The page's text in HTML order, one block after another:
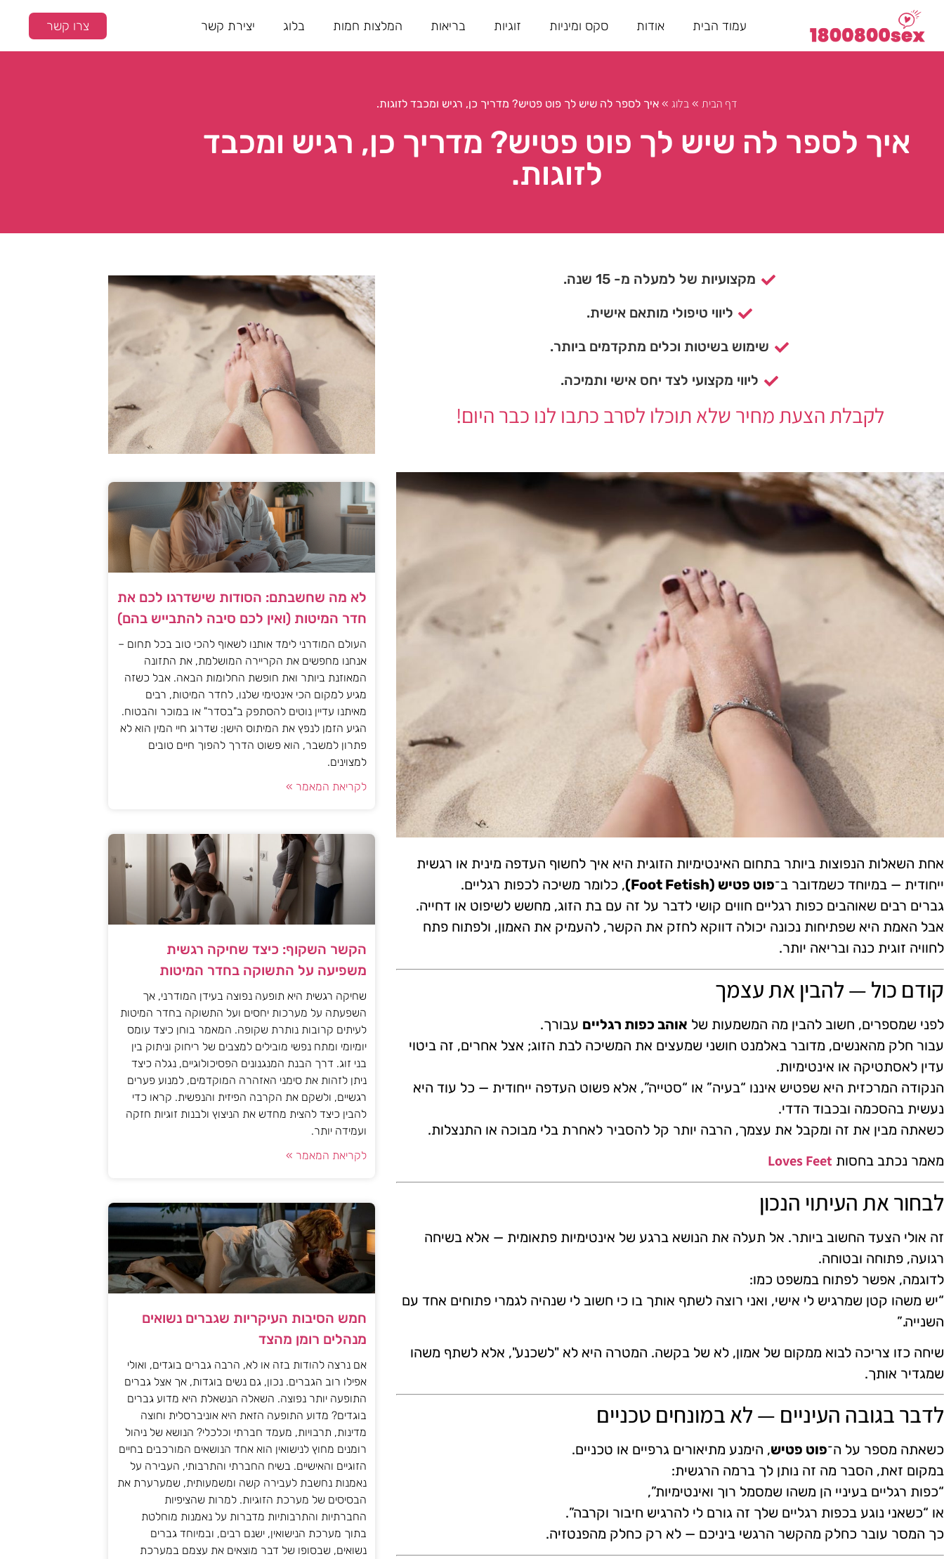
עמוד הבית אודות סקס ומיניות זוגיות בריאות המלצות חמות בלוג יצירת קשר צרו קשר
דף הבית » בלוג » איך לספר לה שיש לך פוט פטיש? מדריך כן, רגיש ומכבד לזוגות.
איך לספר לה שיש לך פוט פטיש? מדריך כן, רגיש ומכבד
לזוגות.
מקצועיות של למעלה מ- 15 שנה.
ליווי טיפולי מותאם אישית.
שימוש בשיטות וכלים מתקדמים ביותר.
ליווי מקצועי לצד יחס אישי ותמיכה.
לקבלת הצעת מחיר שלא תוכלו לסרב כתבו לנו כבר היום!
אחת השאלות הנפוצות ביותר בתחום האינטימיות הזוגית היא איך לחשוף העדפה מינית או רגשית
ייחודית — במיוחד כשמדובר ב־פוט פטיש (Foot Fetish)
, כלומר משיכה לכפות רגליים.
גברים רבים שאוהבים כפות רגליים חווים קושי לדבר על זה עם בת הזוג, מחשש לשיפוט או דחייה.
אבל האמת היא שפתיחות נכונה יכולה דווקא לחזק את הקשר, להעמיק את האמון, ולפתוח פתח
לחוויה זוגית כנה ובריאה יותר.
קודם כול — להבין את עצמך
לפני שמספרים, חשוב להבין מה המשמעות של אוהב כפות רגליים עבורך.
עבור חלק מהאנשים, מדובר באלמנט חושני שמעצים את המשיכה לבת הזוג; אצל אחרים, זה ביטוי
עדין לאסתטיקה או אינטימיות.
הנקודה המרכזית היא שפטיש איננו “בעיה” או “סטייה”, אלא פשוט העדפה ייחודית — כל עוד היא
נעשית בהסכמה ובכבוד הדדי.
כשאתה מבין את זה ומקבל את עצמך, הרבה יותר קל להסביר לאחרת בלי מבוכה או התנצלות.
מאמר נכתב בחסות Loves Feet
לבחור את העיתוי הנכון
זה אולי הצעד החשוב ביותר. אל תעלה את הנושא ברגע של אינטימיות פתאומית — אלא בשיחה
רגועה, פתוחה ובטוחה.
לדוגמה, אפשר לפתוח במשפט כמו:
“יש משהו קטן שמרגיש לי אישי, ואני רוצה לשתף אותך בו כי חשוב לי שנהיה לגמרי פתוחים אחד עם
השנייה.”
שיחה כזו צריכה לבוא ממקום של אמון, לא של בקשה. המטרה היא לא "לשכנע", אלא לשתף משהו
שמגדיר אותך.
לדבר בגובה העיניים — לא במונחים טכניים
כשאתה מספר על ה־פוט פטיש, הימנע מתיאורים גרפיים או טכניים.
במקום זאת, הסבר מה זה נותן לך ברמה הרגשית:
“כפות רגליים בעיניי הן משהו שמסמל רוך ואינטימיות”,
או “כשאני נוגע בכפות רגליים שלך זה גורם לי להרגיש חיבור וקרבה”.
כך המסר עובר כחלק מהקשר הרגשי ביניכם — לא רק כחלק מהפנטזיה.
לא מה שחשבתם: הסודות שישדרגו לכם את
חדר המיטות (ואין לכם סיבה להתבייש בהם)
העולם המודרני לימד אותנו לשאוף להכי טוב בכל תחום –
אנחנו מחפשים את הקריירה המושלמת, את התזונה
המאוזנת ביותר ואת חופשת החלומות הבאה. אבל כשזה
מגיע למקום הכי אינטימי שלנו, לחדר המיטות, רבים
מאיתנו עדיין נוטים להסתפק ב"בסדר" או במוכר והבטוח.
הגיע הזמן לנפץ את המיתוס הישן: שדרוג חיי המין הוא לא
פתרון למשבר, הוא פשוט הדרך להפוך חיים טובים
למצוינים.
לקריאת המאמר »
הקשר השקוף: כיצד שחיקה רגשית
משפיעה על התשוקה בחדר המיטות
שחיקה רגשית היא תופעה נפוצה בעידן המודרני, אך
השפעתה על מערכות יחסים ועל התשוקה בחדר המיטות
לעיתים קרובות נותרת שקופה. המאמר בוחן כיצד עומס
יומיומי ומתח נפשי מובילים למצבים של ריחוק וניתוק בין
בני זוג. דרך הבנת המנגנונים הפסיכולוגיים, נגלה כיצד
ניתן לזהות את סימני האזהרה המוקדמים, למנוע פערים
רגשיים, ולשקם את הקרבה הפיזית והנפשית. קראו כדי
להבין כיצד להצית מחדש את הניצוץ ולבנות זוגיות חזקה
ועמידה יותר.
לקריאת המאמר »
חמש הסיבות העיקריות שגברים נשואים
מנהלים רומן מהצד
אם נרצה להודות בזה או לא, הרבה גברים בוגדים, ואולי
אפילו רוב הגברים. נכון, גם נשים בוגדות, אך אצל גברים
התופעה יותר נפוצה. השאלה הנשאלת היא מדוע גברים
בוגדים? מדוע התופעה הזאת היא אוניברסלית וחוצה
מדינות, תרבויות, מעמד חברתי וכלכלי? הנושא של ניהול
רומנים מחוץ לנישואין הוא אחד הנושאים המורכבים בחיים
הזוגיים והאישיים. בשיח החברתי והתרבותי, העבירה על
נאמנות נחשבת לעבירה קשה ומשמעותית, שמערערת את
הבסיסים של מערכת הזוגיות. למרות שהציפיות
החברתיות והתרבותיות מדברות על נאמנות מוחלטת
בתוך מערכת הנישואין, ישנם רבים, ובמיוחד גברים
נשואים, שבסופו של דבר מוצאים את עצמם במערכת